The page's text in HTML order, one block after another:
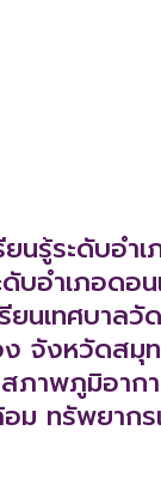
นรู้ระดับอำ
ดับอำเภอดอ
ยนเทศบาล
ง จังหวัดสมุ
ภาพภูมิอา
ม ทรัพยาก